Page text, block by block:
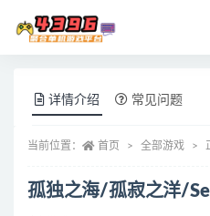
详情介绍 常见问题
当前位置： 首页 全部游戏
孤独之海/孤寂之洋/